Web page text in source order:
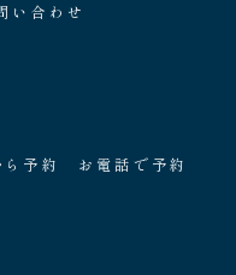
い合わせ
予約 お電話で予約